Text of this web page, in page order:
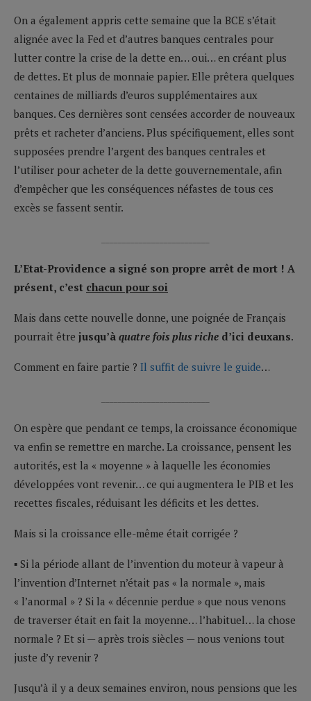
On a également appris cette semaine que la BCE s’était
alignée avec la Fed et d’autres banques centrales pour
lutter contre la crise de la dette en… oui… en créant plus
de dettes. Et plus de monnaie papier. Elle prêtera quelques
centaines de milliards d’euros supplémentaires aux
banques. Ces dernières sont censées accorder de nouveaux
prêts et racheter d’anciens. Plus spécifiquement, elles sont
supposées prendre l’argent des banques centrales et
l’utiliser pour acheter de la dette gouvernementale, afin
d’empêcher que les conséquences néfastes de tous ces
excès se fassent sentir.
L’Etat-Providence a signé son propre arrêt de mort ! A
présent, c’est chacun pour soi
Mais dans cette nouvelle donne, une poignée de Français
pourrait être jusqu’à quatre fois plus riche d’ici deuxans.
Comment en faire partie ? Il suffit de suivre le guide…
On espère que pendant ce temps, la croissance économique
va enfin se remettre en marche. La croissance, pensent les
autorités, est la « moyenne » à laquelle les économies
développées vont revenir… ce qui augmentera le PIB et les
recettes fiscales, réduisant les déficits et les dettes.
Mais si la croissance elle-même était corrigée ?
▪ Si la période allant de l’invention du moteur à vapeur à
l’invention d’Internet n’était pas « la normale », mais
« l’anormal » ? Si la « décennie perdue » que nous venons
de traverser était en fait la moyenne… l’habituel… la chose
normale ? Et si — après trois siècles — nous venions tout
juste d’y revenir ?
Jusqu’à il y a deux semaines environ, nous pensions que les